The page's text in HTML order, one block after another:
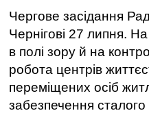
Чергове засідання
Чернігові 27 липня.
в полі зору й на
робота центрів
переміщених осіб
забезпечення сталого